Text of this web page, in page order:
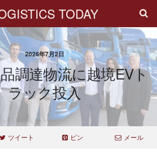
TODAY
2026年7月2日
調達物流に越境EVト
ラック投入
ツイート ピン メール